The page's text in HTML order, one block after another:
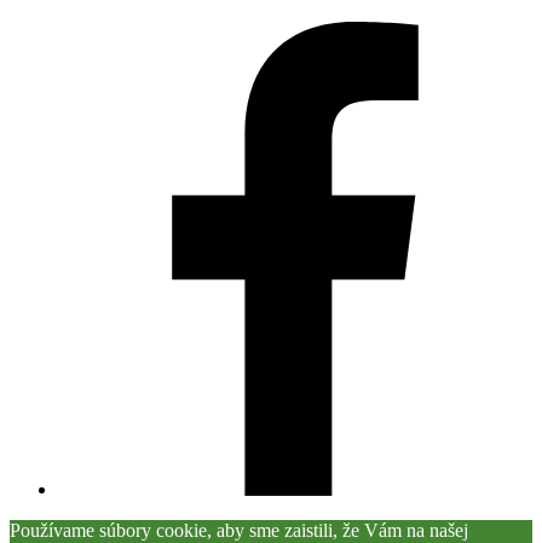
Používame súbory cookie, aby sme zaistili, že Vám na našej